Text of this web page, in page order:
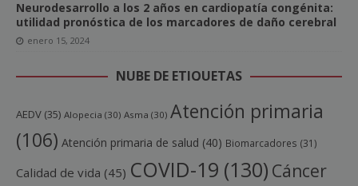
Neurodesarrollo a los 2 años en cardiopatía congénita:
utilidad pronóstica de los marcadores de daño cerebral
enero 15, 2024
NUBE DE ETIQUETAS
AEDV (35) Alopecia (30) Asma (30) Atención primaria
(106) Atención primaria de salud (40) Biomarcadores (31)
Calidad de vida (45) COVID-19 (130) Cáncer